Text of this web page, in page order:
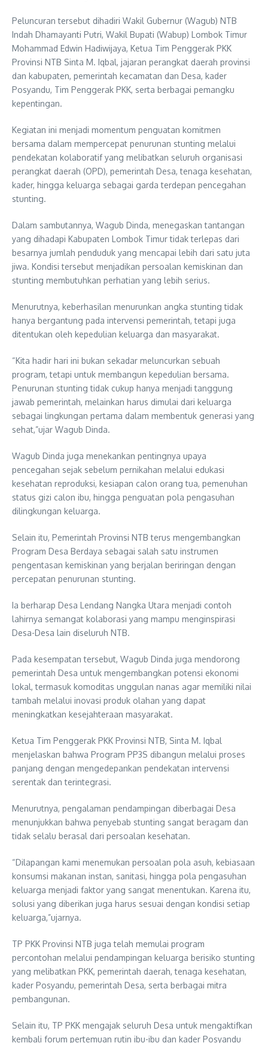
Peluncuran tersebut dihadiri Wakil Gubernur (Wagub) NTB
Indah Dhamayanti Putri, Wakil Bupati (Wabup) Lombok Timur
Mohammad Edwin Hadiwijaya, Ketua Tim Penggerak PKK
Provinsi NTB Sinta M. Iqbal, jajaran perangkat daerah provinsi
dan kabupaten, pemerintah kecamatan dan Desa, kader
Posyandu, Tim Penggerak PKK, serta berbagai pemangku
kepentingan.
Kegiatan ini menjadi momentum penguatan komitmen
bersama dalam mempercepat penurunan stunting melalui
pendekatan kolaboratif yang melibatkan seluruh organisasi
perangkat daerah (OPD), pemerintah Desa, tenaga kesehatan,
kader, hingga keluarga sebagai garda terdepan pencegahan
stunting.
Dalam sambutannya, Wagub Dinda, menegaskan tantangan
yang dihadapi Kabupaten Lombok Timur tidak terlepas dari
besarnya jumlah penduduk yang mencapai lebih dari satu juta
jiwa. Kondisi tersebut menjadikan persoalan kemiskinan dan
stunting membutuhkan perhatian yang lebih serius.
Menurutnya, keberhasilan menurunkan angka stunting tidak
hanya bergantung pada intervensi pemerintah, tetapi juga
ditentukan oleh kepedulian keluarga dan masyarakat.
“Kita hadir hari ini bukan sekadar meluncurkan sebuah
program, tetapi untuk membangun kepedulian bersama.
Penurunan stunting tidak cukup hanya menjadi tanggung
jawab pemerintah, melainkan harus dimulai dari keluarga
sebagai lingkungan pertama dalam membentuk generasi yang
sehat,”ujar Wagub Dinda.
Wagub Dinda juga menekankan pentingnya upaya
pencegahan sejak sebelum pernikahan melalui edukasi
kesehatan reproduksi, kesiapan calon orang tua, pemenuhan
status gizi calon ibu, hingga penguatan pola pengasuhan
dilingkungan keluarga.
Selain itu, Pemerintah Provinsi NTB terus mengembangkan
Program Desa Berdaya sebagai salah satu instrumen
pengentasan kemiskinan yang berjalan beriringan dengan
percepatan penurunan stunting.
Ia berharap Desa Lendang Nangka Utara menjadi contoh
lahirnya semangat kolaborasi yang mampu menginspirasi
Desa-Desa lain diseluruh NTB.
Pada kesempatan tersebut, Wagub Dinda juga mendorong
pemerintah Desa untuk mengembangkan potensi ekonomi
lokal, termasuk komoditas unggulan nanas agar memiliki nilai
tambah melalui inovasi produk olahan yang dapat
meningkatkan kesejahteraan masyarakat.
Ketua Tim Penggerak PKK Provinsi NTB, Sinta M. Iqbal
menjelaskan bahwa Program PP3S dibangun melalui proses
panjang dengan mengedepankan pendekatan intervensi
serentak dan terintegrasi.
Menurutnya, pengalaman pendampingan diberbagai Desa
menunjukkan bahwa penyebab stunting sangat beragam dan
tidak selalu berasal dari persoalan kesehatan.
“Dilapangan kami menemukan persoalan pola asuh, kebiasaan
konsumsi makanan instan, sanitasi, hingga pola pengasuhan
keluarga menjadi faktor yang sangat menentukan. Karena itu,
solusi yang diberikan juga harus sesuai dengan kondisi setiap
keluarga,”ujarnya.
TP PKK Provinsi NTB juga telah memulai program
percontohan melalui pendampingan keluarga berisiko stunting
yang melibatkan PKK, pemerintah daerah, tenaga kesehatan,
kader Posyandu, pemerintah Desa, serta berbagai mitra
pembangunan.
Selain itu, TP PKK mengajak seluruh Desa untuk mengaktifkan
kembali forum pertemuan rutin ibu-ibu dan kader Posyandu